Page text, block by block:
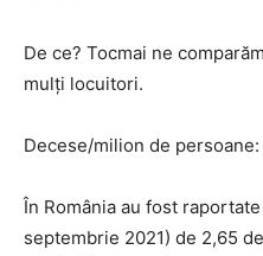
De ce? Tocmai ne
mulți locuitori.
Decese/milion de persoane:
În România au fost
septembrie 2021) de 2,65